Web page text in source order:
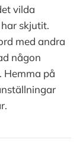
vilda
skjutit.
med andra
någon
Hemma på